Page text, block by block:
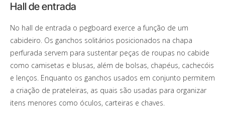
Hall de entrada
No hall de entrada o pegboard exerce a função de um
cabideiro. Os ganchos solitários posicionados na chapa
perfurada servem para sustentar peças de roupas no cabide
como camisetas e blusas, além de bolsas, chapéus, cachecóis
e lenços. Enquanto os ganchos usados em conjunto permitem
a criação de prateleiras, as quais são usadas para organizar
itens menores como óculos, carteiras e chaves.